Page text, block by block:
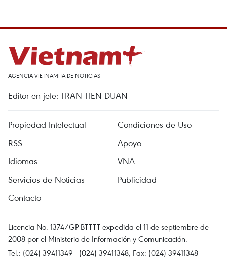
AGENCIA VIETNAMITA DE NOTICIAS
Editor en jefe: TRAN TIEN DUAN
Propiedad Intelectual
Condiciones de Uso
RSS
Apoyo
Idiomas
VNA
Servicios de Noticias
Publicidad
Contacto
Licencia No. 1374/GP-BTTTT expedida el 11 de septiembre de
2008 por el Ministerio de Información y Comunicación.
Tel.: (024) 39411349 - (024) 39411348, Fax: (024) 39411348